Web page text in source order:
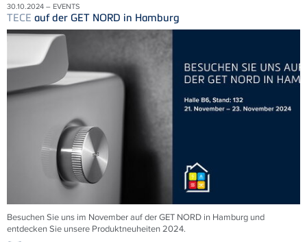
30.10.2024 – EVENTS
TECE auf der GET NORD in Hamburg
Besuchen Sie uns im November auf der GET NORD in Hamburg und
entdecken Sie unsere Produktneuheiten 2024.